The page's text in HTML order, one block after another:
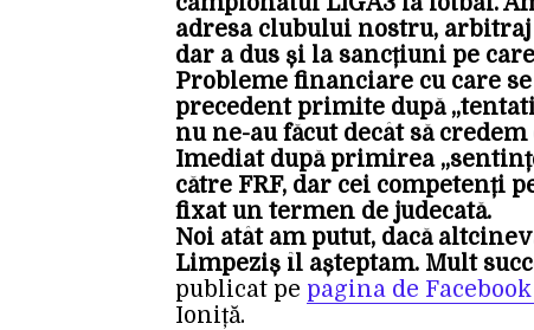
adresa clubului nostru,
dar a dus și la sancțiuni pe
Probleme financiare cu care
precedent primite după
nu ne-au făcut decât să
Imediat după primirea
către FRF, dar cei competenți
fixat un termen de judecată.
Noi atât am putut, dacă
Limpeziș îl așteptam. Mult
publicat pe pagina de
Ioniță.